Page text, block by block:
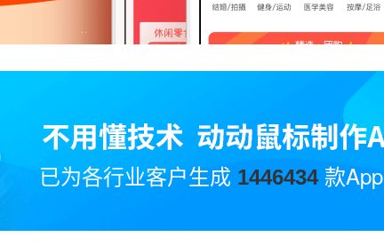
已为各行业客户生成 1446434款App